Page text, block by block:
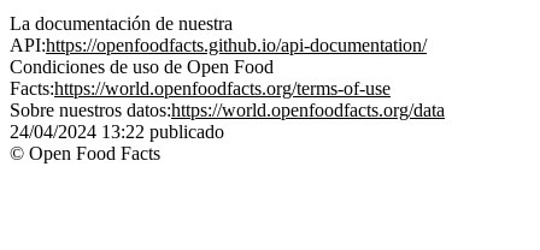
La documentación de nuestra
API:https://openfoodfacts.github.io/api-documentation/
Condiciones de uso de Open Food
Facts:https://world.openfoodfacts.org/terms-of-use
Sobre nuestros datos:https://world.openfoodfacts.org/data
24/04/2024 13:22 publicado
© Open Food Facts